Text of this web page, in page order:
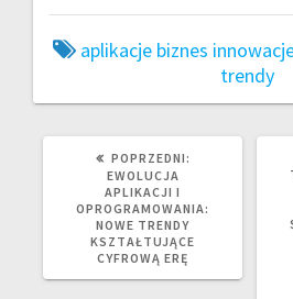
aplikacje biznes
trendy
POPRZEDNI:
EWOLUCJA
APLIKACJI I
OPROGRAMOWANIA:
NOWE TRENDY
KSZTAŁTUJĄCE
CYFROWĄ ERĘ